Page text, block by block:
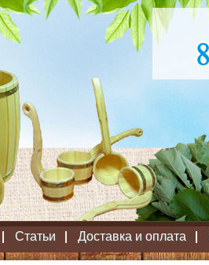
Статьи Доставка и оплата